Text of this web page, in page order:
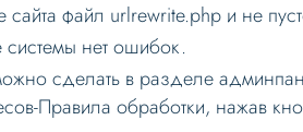
сайта файл urlrewrite.php и не
системы нет ошибок.
сделать в разделе
Правила обработки, нажав